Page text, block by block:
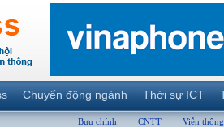
Chuyển động ngành Thời sự ICT
Bưu chính CNTT Viễn thông